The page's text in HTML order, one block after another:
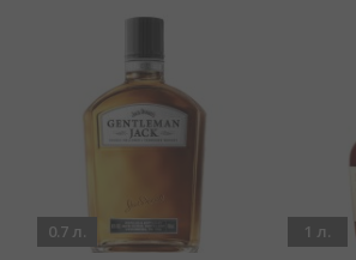
0.7 л. 1 л.